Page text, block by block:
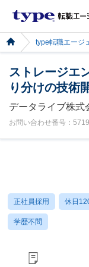
type転職エージ
ストレージエ
り分けの技術
データライブ株式
お問い合わせ番号：
正社員採用 休日
学歴不問